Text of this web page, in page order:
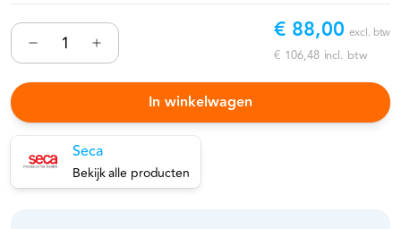
€ 88,00 excl. btw
€ 106,48 incl. btw
In winkelwagen
Seca
Bekijk alle producten